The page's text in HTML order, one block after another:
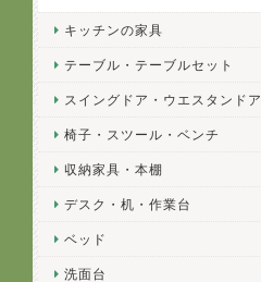
キッチンの家具
テーブル・テーブルセット
スイングドア・ウエスタンドア
椅子・スツール・ベンチ
収納家具・本棚
デスク・机・作業台
ベッド
洗面台